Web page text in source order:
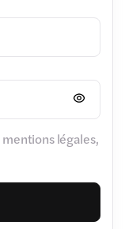
légales,